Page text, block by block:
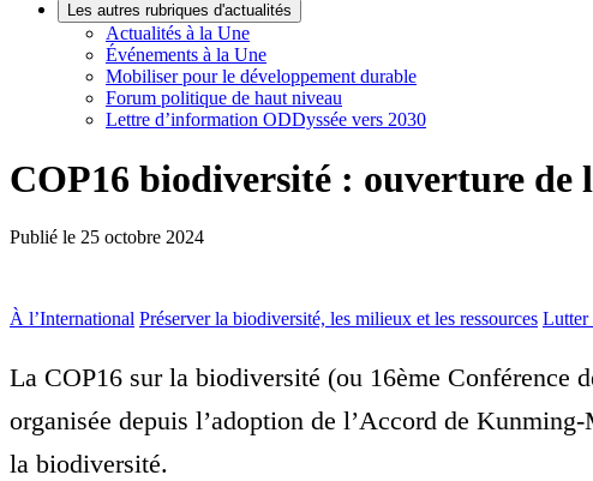
Les autres rubriques d'actualités
Actualités à la Une
Événements à la Une
Mobiliser pour le développement durable
Forum politique de haut niveau
Lettre d’information ODDyssée vers 2030
COP16 biodiversité : ouverture de
Publié le 25 octobre 2024
À l’International Préserver la biodiversité, les milieux et les ressources Lutter
La COP16 sur la biodiversité (ou 16ème Conférence
organisée depuis l’adoption de l’Accord de
la biodiversité.